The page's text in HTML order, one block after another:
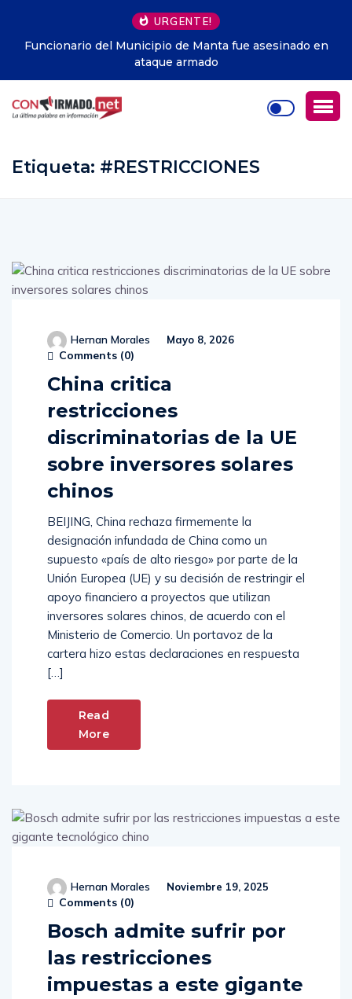
URGENTE!
Funcionario del Municipio de Manta fue asesinado en
ataque armado
Etiqueta: #RESTRICCIONES
Hernan Morales Mayo 8, 2026
Comments (0)
China critica
restricciones
discriminatorias de la UE
sobre inversores solares
chinos
BEIJING, China rechaza firmemente la
designación infundada de China como un
supuesto «país de alto riesgo» por parte de la
Unión Europea (UE) y su decisión de restringir el
apoyo financiero a proyectos que utilizan
inversores solares chinos, de acuerdo con el
Ministerio de Comercio. Un portavoz de la
cartera hizo estas declaraciones en respuesta
[…]
Read
More
Hernan Morales Noviembre 19, 2025
Comments (0)
Bosch admite sufrir por
las restricciones
impuestas a este gigante